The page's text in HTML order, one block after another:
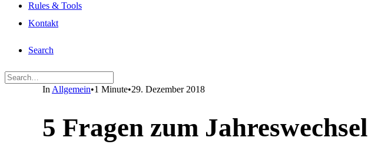
Rules & Tools
Kontakt
Search
In Allgemein•1 Minute•29. Dezember 2018
5 Fragen zum Jahreswechsel